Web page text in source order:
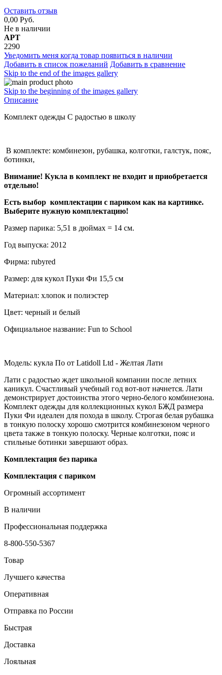
Оставить отзыв
0,00 Руб.
Не в наличии
АРТ
2290
Уведомить меня когда товар появиться в наличии
Добавить в список пожеланий Добавить в сравнение
Skip to the end of the images gallery
Skip to the beginning of the images gallery
Описание
Комплект одежды С радостью в школу
В комплекте: комбинезон, рубашка, колготки, галстук, пояс,
ботинки,
Внимание! Кукла в комплект не входит и приобретается
отдельно!
Есть выбор комплектации с париком как на картинке.
Выберите нужную комплектацию!
Размер парика: 5,51 в дюймах = 14 см.
Год выпуска: 2012
Фирма: rubyred
Размер: для кукол Пуки Фи 15,5 см
Материал: хлопок и полиэстер
Цвет: черный и белый
Официальное название: Fun to School
Модель: кукла По от Latidoll Ltd - Желтая Лати
Лати с радостью ждет школьной компании после летних
каникул. Счастливый учебный год вот-вот начнется. Лати
демонстрирует достоинства этого черно-белого комбинезона.
Комплект одежды для коллекционных кукол БЖД размера
Пуки Фи идеален для похода в школу. Строгая белая рубашка
в тонкую полоску хорошо смотрится комбинезоном черного
цвета также в тонкую полоску. Черные колготки, пояс и
стильные ботинки завершают образ.
Комплектация без парика
Комплектация с париком
Огромный ассортимент
В наличии
Профессиональная поддержка
8-800-550-5367
Товар
Лучшего качества
Оперативная
Отправка по России
Быстрая
Доставка
Лояльная